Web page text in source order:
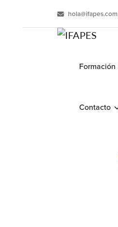
hola@ifapes.com
Formación
Contacto